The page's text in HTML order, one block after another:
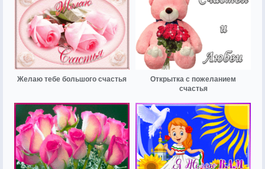
Желаю тебе большого счастья
Открытка с пожеланием
счастья